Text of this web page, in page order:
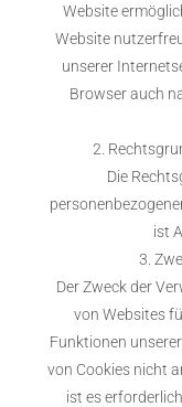
Website
Website
unserer
Browser auch
2.
Die
ist
3.
Der Zweck der
von Websites
Funktionen
von Cookies nicht
ist es